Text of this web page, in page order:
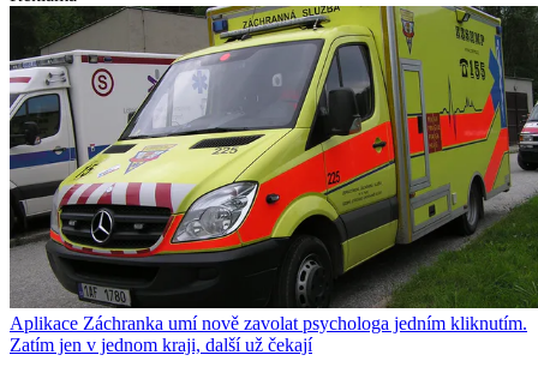
Aplikace Záchranka umí nově zavolat psychologa jedním kliknutím.
Zatím jen v jednom kraji, další už čekají